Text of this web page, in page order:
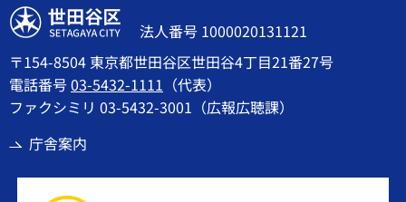
世田谷区
法人番号 1000020131121
〒154-8504 東京都世田谷区世田谷4丁目21番27号
電話番号03-5432-1111 （代表）
ファクシミリ 03-5432-3001（広報広聴課）
庁舎案内